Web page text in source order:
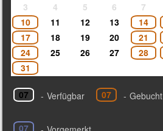
3
4 5 6 7
10
11 12 13 14
17
18 19 20 21
24
25 26 27 28
31
07 - Verfügbar 07 - Gebucht
07